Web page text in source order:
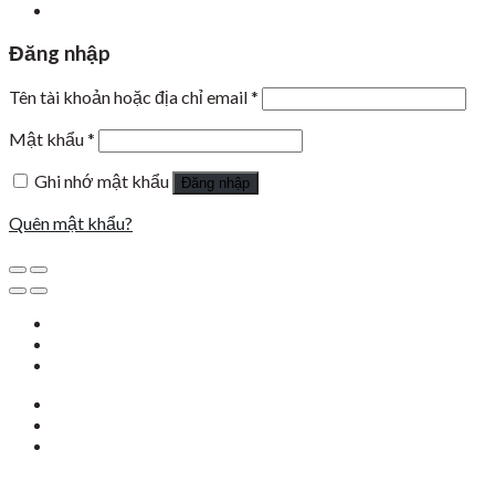
Đăng nhập
Tên tài khoản hoặc địa chỉ email*
Mật khẩu*
Ghi nhớ mật khẩu
Đăng nhập
Quên mật khẩu?